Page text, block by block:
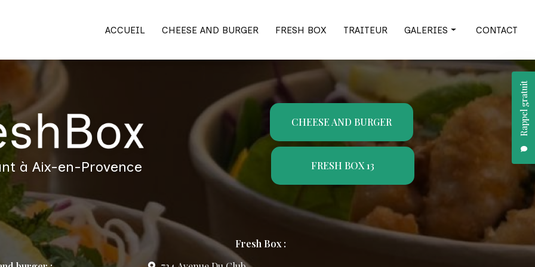
Rappel gratuit
ACCUEIL CHEESE AND BURGER FRESH BOX TRAITEUR GALERIES
Cheese and burger
CONTACT
à Aix-en-Provence
CHEESE AND BURGER
FRESH BOX 13
Fresh Box :